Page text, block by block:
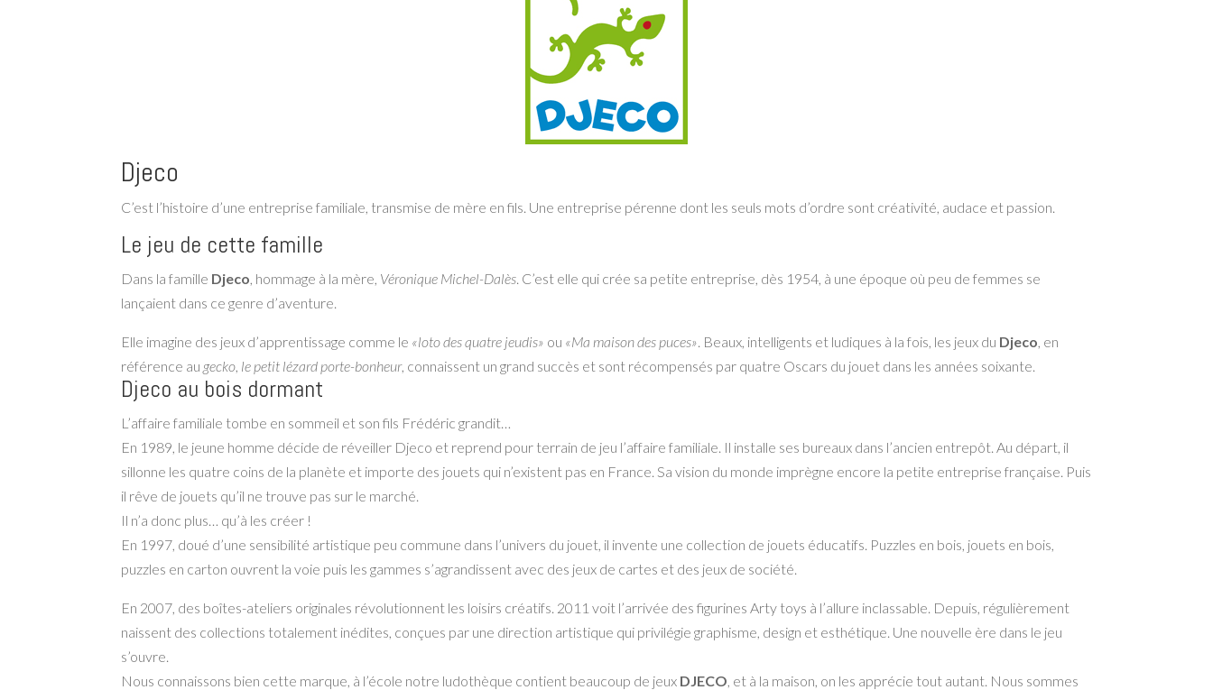
Djeco
C’est l’histoire d’une entreprise familiale, transmise de mère en fils. Une entreprise pérenne dont les seuls mots d’ordre sont créativité, audace et passion.
Le jeu de cette famille
Dans la famille Djeco, hommage à la mère, Véronique Michel-Dalès. C’est elle qui crée sa petite entreprise, dès 1954, à une époque où peu de femmes se
lançaient dans ce genre d’aventure.
Elle imagine des jeux d’apprentissage comme le «loto des quatre jeudis» ou «Ma maison des puces». Beaux, intelligents et ludiques à la fois, les jeux du Djeco, en
référence au gecko, le petit lézard porte-bonheur, connaissent un grand succès et sont récompensés par quatre Oscars du jouet dans les années soixante.
Djeco au bois dormant
L’affaire familiale tombe en sommeil et son fils Frédéric grandit…
En 1989, le jeune homme décide de réveiller Djeco et reprend pour terrain de jeu l’affaire familiale. Il installe ses bureaux dans l’ancien entrepôt. Au départ, il
sillonne les quatre coins de la planète et importe des jouets qui n’existent pas en France. Sa vision du monde imprègne encore la petite entreprise française. Puis
il rêve de jouets qu’il ne trouve pas sur le marché.
Il n’a donc plus… qu’à les créer !
En 1997, doué d’une sensibilité artistique peu commune dans l’univers du jouet, il invente une collection de jouets éducatifs. Puzzles en bois, jouets en bois,
puzzles en carton ouvrent la voie puis les gammes s’agrandissent avec des jeux de cartes et des jeux de société.
En 2007, des boîtes-ateliers originales révolutionnent les loisirs créatifs. 2011 voit l’arrivée des figurines Arty toys à l’allure inclassable. Depuis, régulièrement
naissent des collections totalement inédites, conçues par une direction artistique qui privilégie graphisme, design et esthétique. Une nouvelle ère dans le jeu
s’ouvre.
Nous connaissons bien cette marque, à l’école notre ludothèque contient beaucoup de jeux DJECO, et à la maison, on les apprécie tout autant. Nous sommes